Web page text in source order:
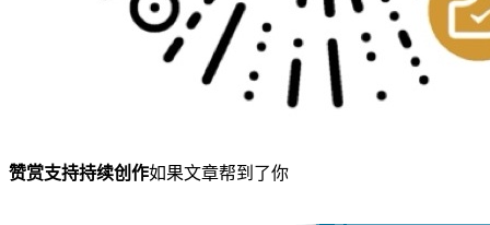
赞赏支持持续创作如果文章帮到了你